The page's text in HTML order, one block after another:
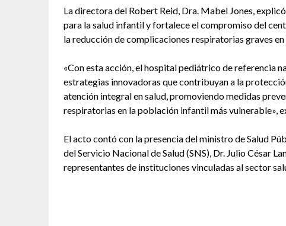
La directora del Robert Reid, Dra. Mabel Jones,
para la salud infantil y fortalece el compromiso del
la reducción de complicaciones respiratorias graves
«Con esta acción, el hospital pediátrico de referencia
estrategias innovadoras que contribuyan a la
atención integral en salud, promoviendo medidas
respiratorias en la población infantil más vulnerable»,
El acto contó con la presencia del ministro de Salud
del Servicio Nacional de Salud (SNS), Dr. Julio César
representantes de instituciones vinculadas al sector